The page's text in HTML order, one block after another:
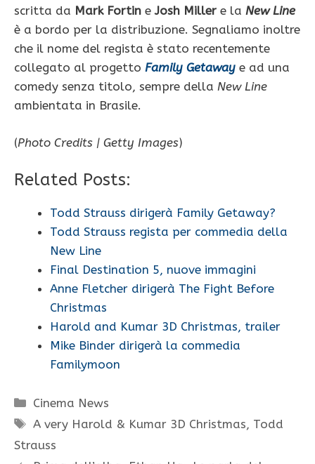
scritta da Mark Fortin e Josh Miller e la New Line
è a bordo per la distribuzione. Segnaliamo inoltre
che il nome del regista è stato recentemente
collegato al progetto Family Getaway e ad una
comedy senza titolo, sempre della New Line
ambientata in Brasile.
(Photo Credits | Getty Images)
Related Posts:
Todd Strauss dirigerà Family Getaway?
Todd Strauss regista per commedia della
New Line
Final Destination 5, nuove immagini
Anne Fletcher dirigerà The Fight Before
Christmas
Harold and Kumar 3D Christmas, trailer
Mike Binder dirigerà la commedia
Familymoon
Categorie
Cinema News
Tag
A very Harold & Kumar 3D Christmas, Todd
Strauss